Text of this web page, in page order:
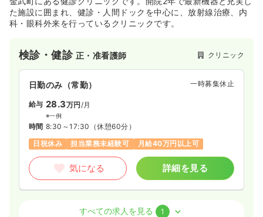
た施設に囲まれ、健診・人間ドックを中心に、放射線治療、内
科・眼科外来を行っているクリニックです。
検診・健診 正・准看護師 クリニック
日勤のみ（常勤） 一時募集休止
給与 28.3万円/月
※一例
時間 8:30～17:30 （休憩60分）
日祝休み
担当業務未経験可 月給40万円以上可
気になる 詳細を見る
保健師
すべての求人を見る 1